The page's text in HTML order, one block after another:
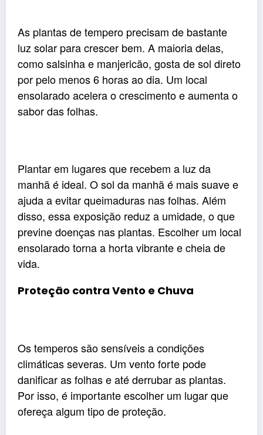
As plantas de tempero precisam de bastante
luz solar para crescer bem. A maioria delas,
como salsinha e manjericão, gosta de sol direto
por pelo menos 6 horas ao dia. Um local
ensolarado acelera o crescimento e aumenta o
sabor das folhas.
Plantar em lugares que recebem a luz da
manhã é ideal. O sol da manhã é mais suave e
ajuda a evitar queimaduras nas folhas. Além
disso, essa exposição reduz a umidade, o que
previne doenças nas plantas. Escolher um local
ensolarado torna a horta vibrante e cheia de
vida.
Proteção contra Vento e Chuva
Os temperos são sensíveis a condições
climáticas severas. Um vento forte pode
danificar as folhas e até derrubar as plantas.
Por isso, é importante escolher um lugar que
ofereça algum tipo de proteção.